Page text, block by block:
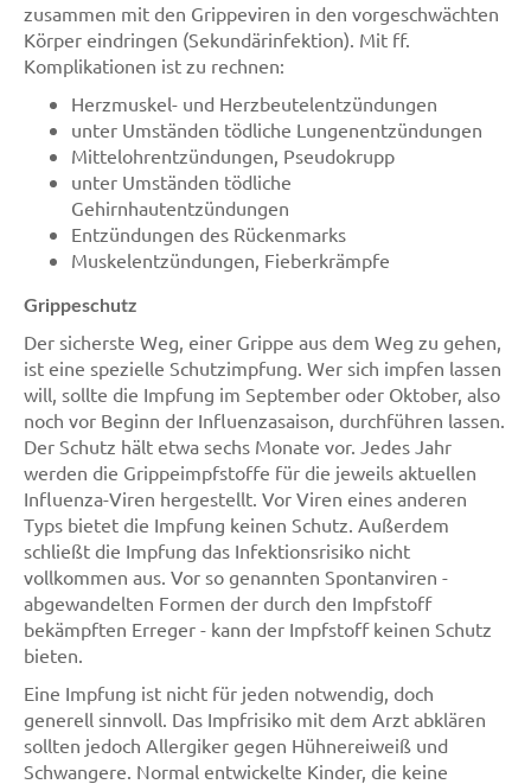
zusammen mit den Grippeviren in den vorgeschwächten
Körper eindringen (Sekundärinfektion). Mit ff.
Komplikationen ist zu rechnen:
Herzmuskel- und Herzbeutelentzündungen
unter Umständen tödliche Lungenentzündungen
Mittelohrentzündungen, Pseudokrupp
unter Umständen tödliche
Gehirnhautentzündungen
Entzündungen des Rückenmarks
Muskelentzündungen, Fieberkrämpfe
Grippeschutz
Der sicherste Weg, einer Grippe aus dem Weg zu gehen,
ist eine spezielle Schutzimpfung. Wer sich impfen lassen
will, sollte die Impfung im September oder Oktober, also
noch vor Beginn der Influenzasaison, durchführen lassen.
Der Schutz hält etwa sechs Monate vor. Jedes Jahr
werden die Grippeimpfstoffe für die jeweils aktuellen
Influenza-Viren hergestellt. Vor Viren eines anderen
Typs bietet die Impfung keinen Schutz. Außerdem
schließt die Impfung das Infektionsrisiko nicht
vollkommen aus. Vor so genannten Spontanviren -
abgewandelten Formen der durch den Impfstoff
bekämpften Erreger - kann der Impfstoff keinen Schutz
bieten.
Eine Impfung ist nicht für jeden notwendig, doch
generell sinnvoll. Das Impfrisiko mit dem Arzt abklären
sollten jedoch Allergiker gegen Hühnereiweiß und
Schwangere. Normal entwickelte Kinder, die keine